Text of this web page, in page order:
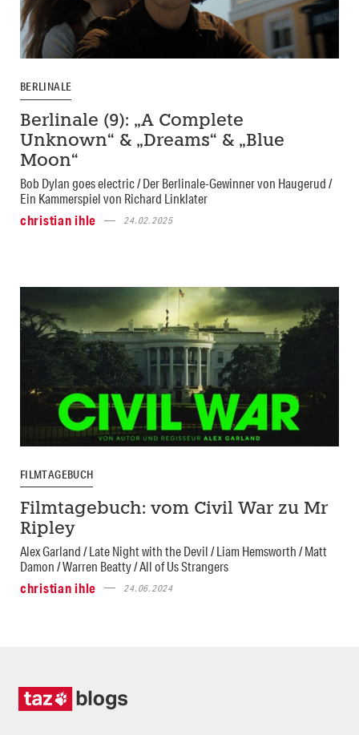
BERLINALE
Berlinale (9): „A Complete
Unknown“ & „Dreams“ & „Blue
Moon“
Bob Dylan goes electric / Der Berlinale-Gewinner von Haugerud /
Ein Kammerspiel von Richard Linklater
christian ihle
24.02.2025
FILMTAGEBUCH
Filmtagebuch: vom Civil War zu Mr
Ripley
Alex Garland / Late Night with the Devil / Liam Hemsworth / Matt
Damon / Warren Beatty / All of Us Strangers
christian ihle
24.06.2024